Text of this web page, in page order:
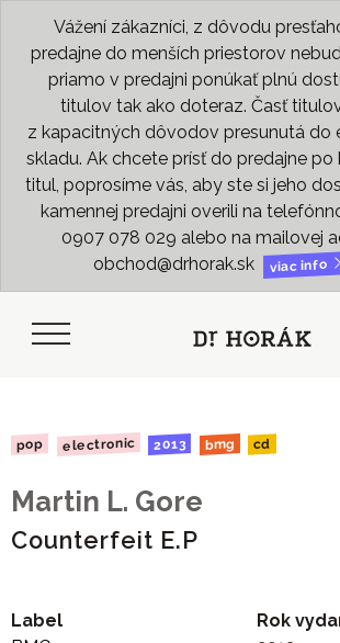
Vážení zákazníci, z dôvodu
predajne do menších priestorov
priamo v predajni ponúkať plnú
titulov tak ako doteraz. Časť
z kapacitných dôvodov presunutá do
skladu. Ak chcete prísť do predajne po
titul, poprosíme vás, aby ste si jeho
kamennej predajni overili na
0907 078 029 alebo na mailovej
obchod@drhorak.sk
viac info
pop electronic 2013 bmg cd
Martin L. Gore
Counterfeit E.P
Label
Rok